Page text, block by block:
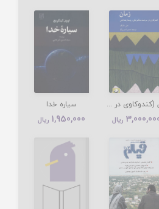
زمان (کندوکاوی در سرشت متافیزیکی و پدیدارشناختی)
ریال
سیاره خدا
1,950,000 ریال